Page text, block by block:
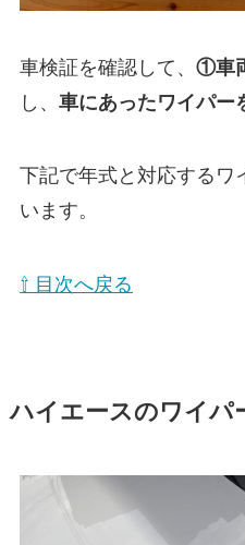
車検証を確認して、 ①車
し、 車にあったワイパー
下記で年式と対応するワ
います。
⇧ 目次へ戻る
ハイエースのワイパ